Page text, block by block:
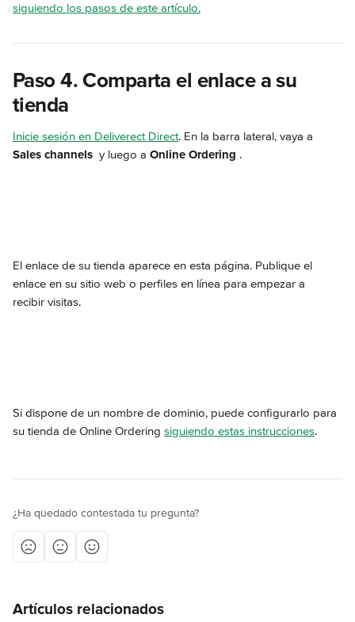
siguiendo los pasos de este artículo.
Paso 4. Comparta el enlace a su
tienda
Inicie sesión en Deliverect Direct. En la barra lateral, vaya a
Sales channels y luego a Online Ordering .
El enlace de su tienda aparece en esta página. Publique el
enlace en su sitio web o perfiles en línea para empezar a
recibir visitas.
Si dispone de un nombre de dominio, puede configurarlo para
su tienda de Online Ordering siguiendo estas instrucciones.
¿Ha quedado contestada tu pregunta?
Artículos relacionados